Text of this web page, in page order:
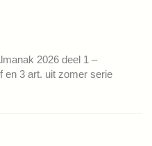
2026 deel 1 –
en 3 art. uit zomer serie